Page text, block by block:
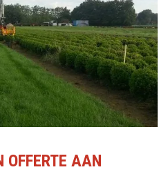
OFFERTE AAN